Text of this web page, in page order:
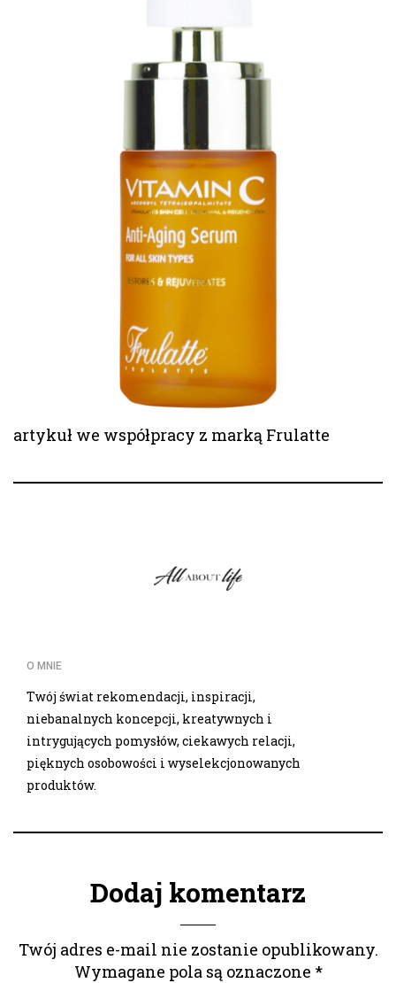
artykuł we współpracy z marką Frulatte
O MNIE
Twój świat rekomendacji, inspiracji,
niebanalnych koncepcji, kreatywnych i
intrygujących pomysłów, ciekawych relacji,
pięknych osobowości i wyselekcjonowanych
produktów.
Dodaj komentarz
Twój adres e-mail nie zostanie opublikowany.
Wymagane pola są oznaczone *